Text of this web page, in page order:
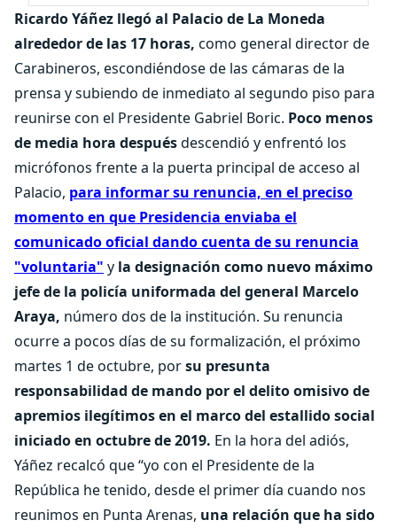
Ricardo Yáñez llegó al Palacio de La Moneda
alrededor de las 17 horas, como general director de
Carabineros, escondiéndose de las cámaras de la
prensa y subiendo de inmediato al segundo piso para
reunirse con el Presidente Gabriel Boric. Poco menos
de media hora despuésdescendió y enfrentó los
micrófonos frente a la puerta principal de acceso al
Palacio, para informar su renuncia, en el preciso
momento en que Presidencia enviaba el
comunicado oficial dando cuenta de su renuncia
"voluntaria" y la designación como nuevo máximo
jefe de la policía uniformada del general Marcelo
Araya, número dos de la institución. Su renuncia
ocurre a pocos días de su formalización, el próximo
martes 1 de octubre, porsu presunta
responsabilidad de mando por el delito omisivo de
apremios ilegítimos en el marco del estallido social
iniciado en octubre de 2019. En la hora del adiós,
Yáñez recalcó que “yo con el Presidente de la
República he tenido, desde el primer día cuando nos
reunimos en Punta Arenas, una relación que ha sido